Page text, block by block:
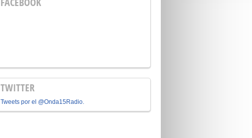
TWITTER
Tweets por el @Onda15Radio.